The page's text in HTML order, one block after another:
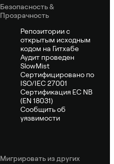
Безопасность &
Прозрачность
Репозитории с
открытым исходным
кодом на Гитхабе
Аудит проведен
SlowMist
Сертифицировано по
ISO/IEC 27001
Сертификация ЕС NB
(EN 18031)
Сообщить об
уязвимости
Мигрировать из других